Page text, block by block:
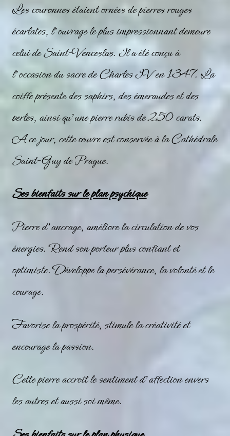
Les couronnes étaient ornées de pierres rouges
écarlates, l’ouvrage le plus impressionnant demeure
celui de Saint-Venceslas. Il a été conçu à
l’occasion du sacre de Charles IV en 1347. La
coiffe présente des saphirs, des émeraudes et des
perles, ainsi qu’une pierre rubis de 250 carats.
A ce jour, cette œuvre est conservée à la Cathédrale
Saint-Guy de Prague.
Ses bienfaits sur le plan psychique
Pierre d’ancrage, améliore la circulation de vos
énergies. Rend son porteur plus confiant et
optimiste. Développe la persévérance, la volonté et le
courage.
Favorise la prospérité, stimule la créativité et
encourage la passion.
Cette pierre accroît le sentiment d’affection envers
les autres et aussi soi même.